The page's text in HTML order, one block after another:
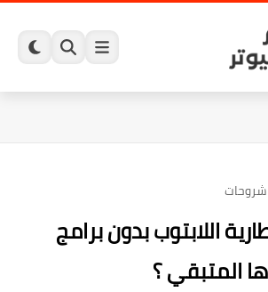
شروحات
اللابتوب بدون برامج
المتبقي ؟